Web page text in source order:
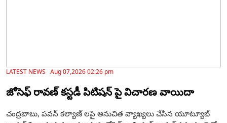
LATEST NEWS Aug 07,2026 02:26 pm
జోసెఫ్ రావణ్ కస్టడీ పిటిషన్ పై విచారణ వాయిదా
చంద్రబాబు, పవన్ కల్యాణ్ లపై అనుచిత వ్యాఖ్యలు చేసిన యూట్యూబ్